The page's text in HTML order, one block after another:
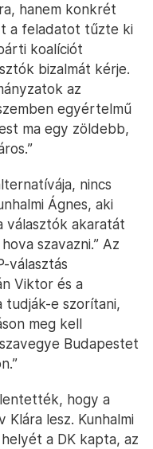
hanem konkrét
a feladatot tűzte ki
koalíciót
bizalmát kérje.
az
egyértelmű
ma egy zöldebb,
nincs
Ágnes, aki
választók akaratát
szavazni.” Az
választás
Viktor és a
tudják-e szorítani,
meg kell
Budapestet
hogy a
Klára lesz. Kunhalmi
a DK kapta, az